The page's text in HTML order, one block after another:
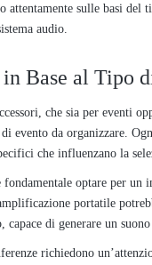
attentamente sulle basi
audio.
Base al Tipo
che sia per eventi
evento da organizzare.
che influenzano la
optare per un
portatile
di generare un
richiedono